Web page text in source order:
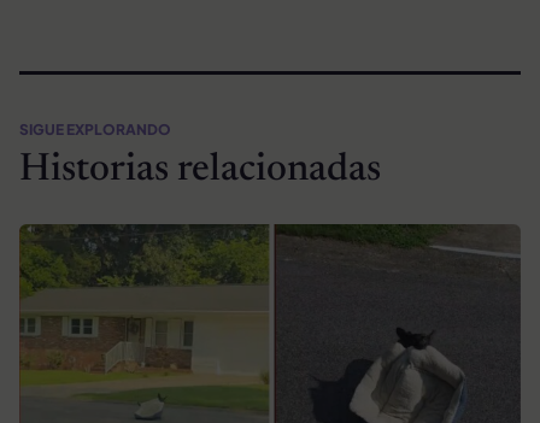
SIGUE EXPLORANDO
Historias relacionadas